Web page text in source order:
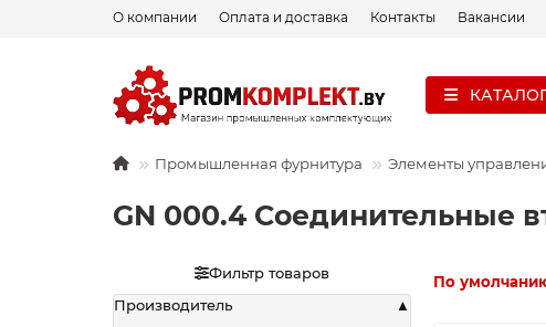
О компании Оплата и доставка Контакты Вакансии
Промышленная фурнитура Элементы
GN 000.4 Соединительные
Фильтр товаров
Производитель
По